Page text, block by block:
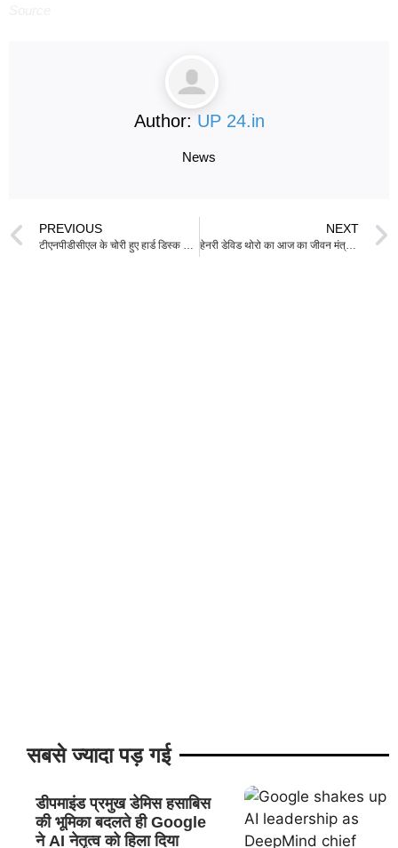
Author: UP 24.in
News
PREVIOUS NEXT
हेनरी डेविड थोरो का आज का जीवन मंत्र: “जो अकेला चलता है, आज ही शुरू कर सकता है, पर जो साथ चलता है, उसे इंतजार करना पड़ता है” – आत्मनिर्भरता और पहल पर अमूल्य शिक्षाएँ
सबसे ज्यादा पड़ गई
डीपमाइंड प्रमुख डेमिस हसाबिस
की भूमिका बदलते ही Google
ने AI नेतृत्व को हिला दिया